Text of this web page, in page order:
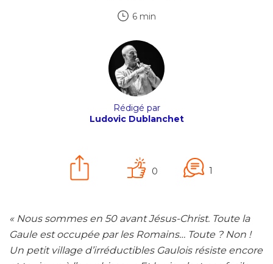
6 min
Rédigé par
Ludovic Dublanchet
0 1
« Nous sommes en 50 avant Jésus-Christ. Toute la
Gaule est occupée par les Romains… Toute ? Non !
Un petit village d’irréductibles Gaulois résiste encore